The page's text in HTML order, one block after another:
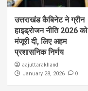
उत्तराखंड कैबिनेट ने ग्रीन
हाइड्रोजन नीति 2026 को
मंजूरी दी, लिए अहम
प्रशासनिक निर्णय
aajuttarakhand
January 28, 2026 0